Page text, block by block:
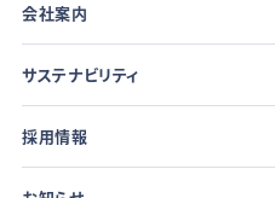
会社案内
サステナビリティ
採用情報